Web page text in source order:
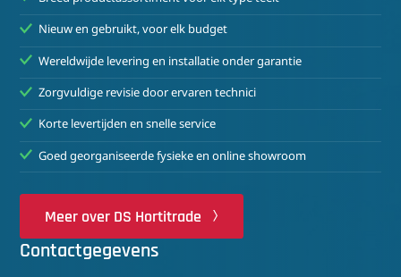
Nieuw en gebruikt, voor elk budget
Wereldwijde levering en installatie onder garantie
Zorgvuldige revisie door ervaren technici
Korte levertijden en snelle service
Goed georganiseerde fysieke en online showroom
Meer over DS Hortitrade
Contactgegevens